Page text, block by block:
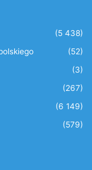
(5 438)
(52)
(3)
(267)
(6 149)
(579)